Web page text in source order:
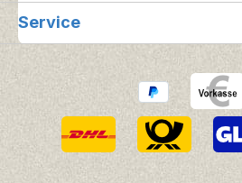
Service